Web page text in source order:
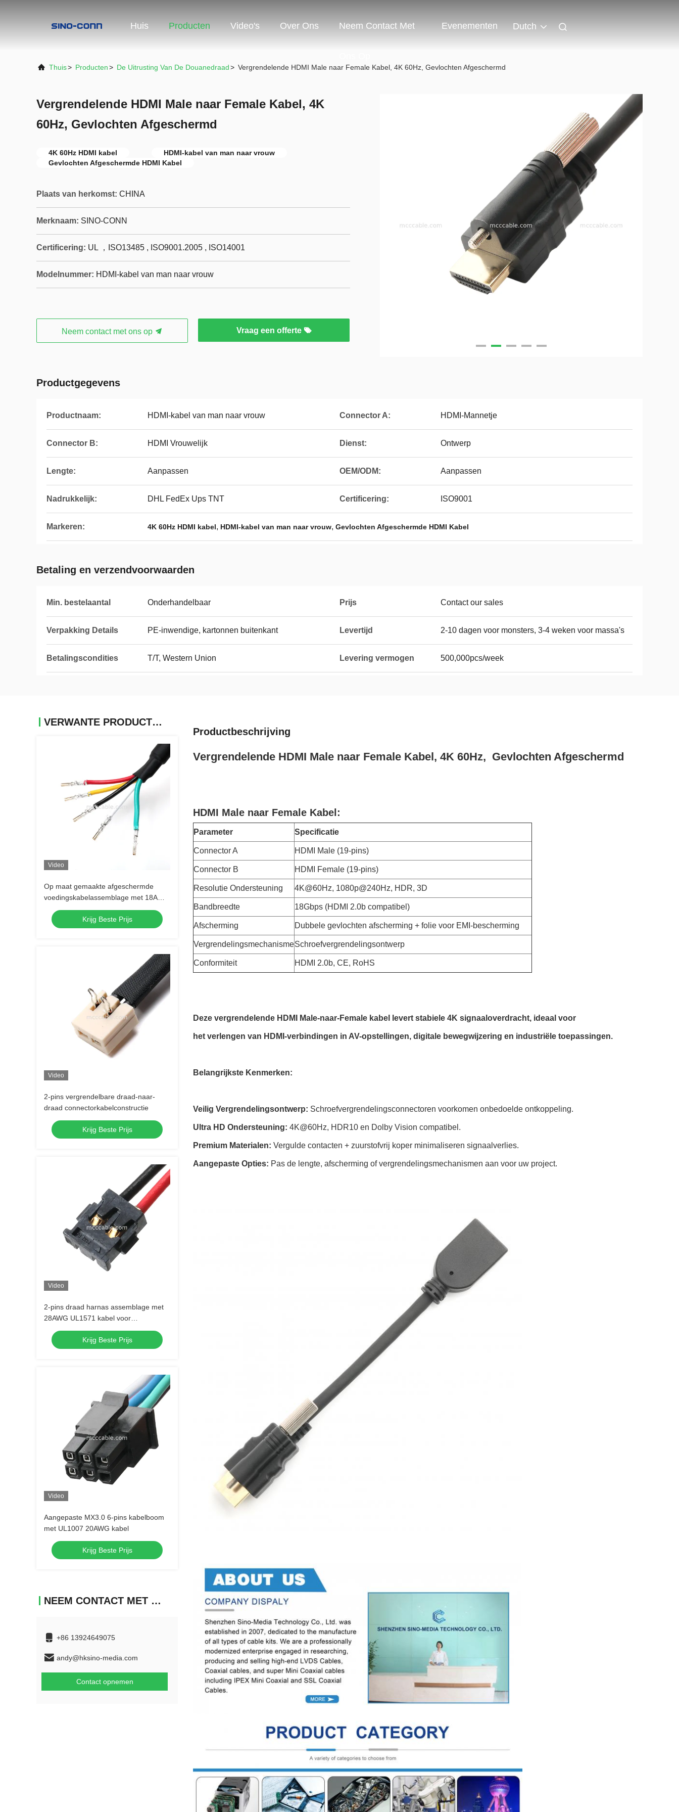
Huis Producten Video's Over Ons Neem Contact Met Evenementen Dutch
Thuis> Producten> De Uitrusting Van De Douanedraad> Vergrendelende HDMI Male naar Female Kabel, 4K 60Hz, Gevlochten Afgeschermd
Vergrendelende HDMI Male naar Female Kabel, 4K
60Hz, Gevlochten Afgeschermd
4K 60Hz HDMI kabel
HDMI-kabel van man naar vrouw
Gevlochten Afgeschermde HDMI Kabel
Plaats van herkomst: CHINA
Merknaam: SINO-CONN
Certificering: UL ，ISO13485 , ISO9001.2005 , ISO14001
Modelnummer: HDMI-kabel van man naar vrouw
Neem contact met ons op Vraag een offerte
Productgegevens
Productnaam: HDMI-kabel van man naar vrouw Connector A: HDMI-Mannetje
Connector B: HDMI Vrouwelijk Dienst: Ontwerp
Lengte: Aanpassen OEM/ODM: Aanpassen
Nadrukkelijk: DHL FedEx Ups TNT Certificering: ISO9001
Markeren: 4K 60Hz HDMI kabel, HDMI-kabel van man naar vrouw, Gevlochten Afgeschermde HDMI Kabel
Betaling en verzendvoorwaarden
Min. bestelaantal Onderhandelbaar Prijs Contact our sales
Verpakking Details PE-inwendige, kartonnen buitenkant Levertijd 2-10 dagen voor monsters, 3-4 weken voor massa's
Betalingscondities T/T, Western Union Levering vermogen 500,000pcs/week
VERWANTE PRODUCTEN
Video
Op maat gemaakte afgeschermde
voedingskabelassemblage met 18AWG
4-Core Crimp Terminals
Krijg Beste Prijs
Video
2-pins vergrendelbare draad-naar-
draad connectorkabelconstructie
Krijg Beste Prijs
Video
2-pins draad harnas assemblage met
28AWG UL1571 kabel voor
stroomsignaal
Krijg Beste Prijs
Video
Aangepaste MX3.0 6-pins kabelboom
met UL1007 20AWG kabel
Krijg Beste Prijs
NEEM CONTACT MET ONS OP
+86 13924649075
andy@hksino-media.com
Contact opnemen
Productbeschrijving
Vergrendelende HDMI Male naar Female Kabel, 4K 60Hz, Gevlochten Afgeschermd
HDMI Male naar Female Kabel:
Parameter Specificatie
Connector A HDMI Male (19-pins)
Connector B HDMI Female (19-pins)
Resolutie Ondersteuning 4K@60Hz, 1080p@240Hz, HDR, 3D
Bandbreedte 18Gbps (HDMI 2.0b compatibel)
Afscherming Dubbele gevlochten afscherming + folie voor EMI-bescherming
VergrendelingsmechanismeSchroefvergrendelingsontwerp
Conformiteit HDMI 2.0b, CE, RoHS
Deze vergrendelende HDMI Male-naar-Female kabel levert stabiele 4K signaaloverdracht, ideaal voor
het verlengen van HDMI-verbindingen in AV-opstellingen, digitale bewegwijzering en industriële toepassingen.
Belangrijkste Kenmerken:
Veilig Vergrendelingsontwerp: Schroefvergrendelingsconnectoren voorkomen onbedoelde ontkoppeling.
Ultra HD Ondersteuning: 4K@60Hz, HDR10 en Dolby Vision compatibel.
Premium Materialen: Vergulde contacten + zuurstofvrij koper minimaliseren signaalverlies.
Aangepaste Opties: Pas de lengte, afscherming of vergrendelingsmechanismen aan voor uw project.